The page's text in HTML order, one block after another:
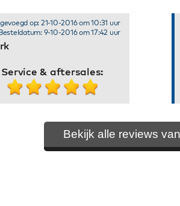
op: 21-10-2016 om 10:31 uur
9-10-2016 om 17:42 uur
Service & aftersales:
Bekijk alle reviews